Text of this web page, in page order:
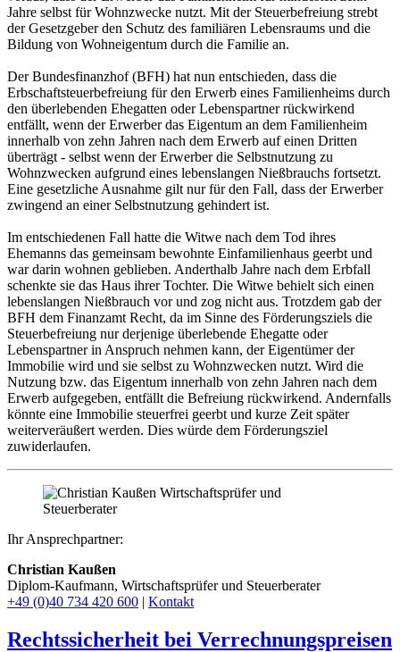
Jahre selbst für Wohnzwecke nutzt. Mit der Steuerbefreiung strebt
der Gesetzgeber den Schutz des familiären Lebensraums und die
Bildung von Wohneigentum durch die Familie an.
Der Bundesfinanzhof (BFH) hat nun entschieden, dass die
Erbschaftsteuerbefreiung für den Erwerb eines Familienheims durch
den überlebenden Ehegatten oder Lebenspartner rückwirkend
entfällt, wenn der Erwerber das Eigentum an dem Familienheim
innerhalb von zehn Jahren nach dem Erwerb auf einen Dritten
überträgt - selbst wenn der Erwerber die Selbstnutzung zu
Wohnzwecken aufgrund eines lebenslangen Nießbrauchs fortsetzt.
Eine gesetzliche Ausnahme gilt nur für den Fall, dass der Erwerber
zwingend an einer Selbstnutzung gehindert ist.
Im entschiedenen Fall hatte die Witwe nach dem Tod ihres
Ehemanns das gemeinsam bewohnte Einfamilienhaus geerbt und
war darin wohnen geblieben. Anderthalb Jahre nach dem Erbfall
schenkte sie das Haus ihrer Tochter. Die Witwe behielt sich einen
lebenslangen Nießbrauch vor und zog nicht aus. Trotzdem gab der
BFH dem Finanzamt Recht, da im Sinne des Förderungsziels die
Steuerbefreiung nur derjenige überlebende Ehegatte oder
Lebenspartner in Anspruch nehmen kann, der Eigentümer der
Immobilie wird und sie selbst zu Wohnzwecken nutzt. Wird die
Nutzung bzw. das Eigentum innerhalb von zehn Jahren nach dem
Erwerb aufgegeben, entfällt die Befreiung rückwirkend. Andernfalls
könnte eine Immobilie steuerfrei geerbt und kurze Zeit später
weiterveräußert werden. Dies würde dem Förderungsziel
zuwiderlaufen.
Ihr Ansprechpartner:
Christian Kaußen
Diplom-Kaufmann, Wirtschaftsprüfer und Steuerberater
+49 (0)40 734 420 600 | Kontakt
Rechtssicherheit bei Verrechnungspreisen